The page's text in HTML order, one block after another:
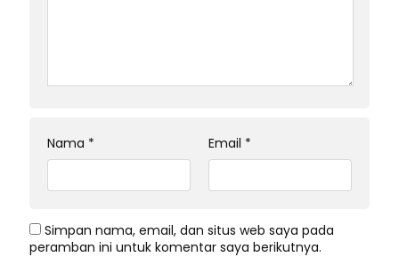
Nama * Email *
Simpan nama, email, dan situs web saya pada
peramban ini untuk komentar saya berikutnya.